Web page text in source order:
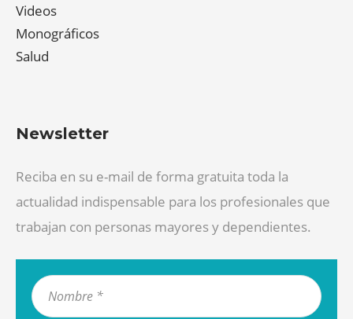
Videos
Monográficos
Salud
Newsletter
Reciba en su e-mail de forma gratuita toda la
actualidad indispensable para los profesionales que
trabajan con personas mayores y dependientes.